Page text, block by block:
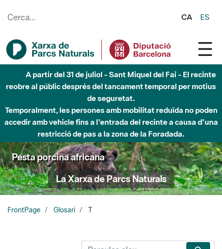
CA ES
A partir del 31 de juliol - Sant Miquel del Fai - El recinte
reobre al públic després del tancament temporal per motius
de seguretat.
Temporalment, les persones amb mobilitat reduïda no poden
accedir amb vehicle fins a l'entrada del recinte a causa d'una
restricció de pas a la zona de la Foradada.
Pesta porcina africana
La Xarxa de Parcs Naturals
FrontPage Glosari T